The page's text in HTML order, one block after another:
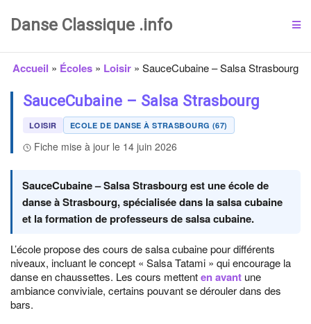
Danse Classique .info
Accueil » Écoles » Loisir » SauceCubaine – Salsa Strasbourg
SauceCubaine – Salsa Strasbourg
LOISIR ECOLE DE DANSE À STRASBOURG (67)
Fiche mise à jour le 14 juin 2026
SauceCubaine – Salsa Strasbourg est une école de
danse à Strasbourg, spécialisée dans la salsa cubaine
et la formation de professeurs de salsa cubaine.
L’école propose des cours de salsa cubaine pour différents
niveaux, incluant le concept « Salsa Tatami » qui encourage la
danse en chaussettes. Les cours mettenten avant une
ambiance conviviale, certains pouvant se dérouler dans des
bars.